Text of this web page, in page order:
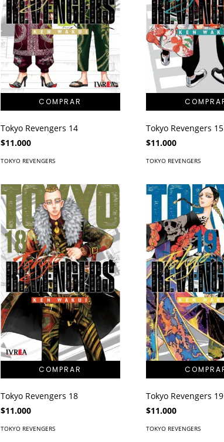
Tokyo Revengers 14
$11.000
TOKYO REVENGERS
Tokyo Revengers 15
$11.000
TOKYO REVENGERS
Tokyo Revengers 18
$11.000
TOKYO REVENGERS
Tokyo Revengers 19
$11.000
TOKYO REVENGERS